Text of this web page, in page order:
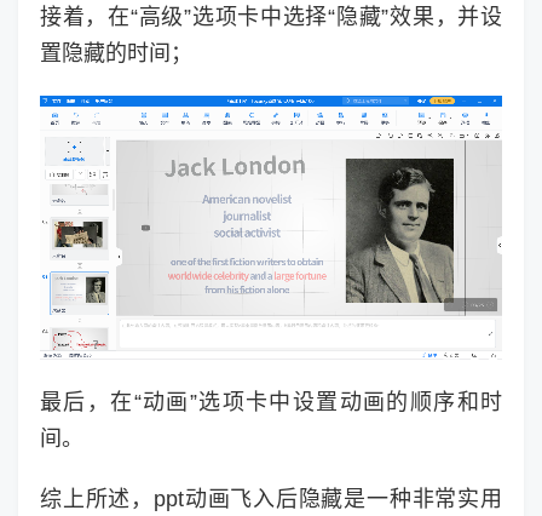
接着，在“高级”选项卡中选择“隐藏”效果，并设
置隐藏的时间；
最后，在“动画”选项卡中设置动画的顺序和时
间。
综上所述，ppt动画飞入后隐藏是一种非常实用